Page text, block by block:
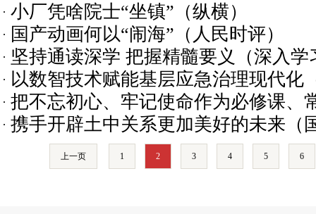
小厂凭啥院士“坐镇”（纵横）
国产动画何以“闹海”（人民时评）
坚持通读深学 把握精髓要义（深入
代中国特色社会主义思想·《习近平
五卷通读）
以数智技术赋能基层应急治理现代化
把不忘初心、牢记使命作为必修课、
声）
携手开辟土中关系更加美好的未来（
上一页 1 2 3 4 5 6